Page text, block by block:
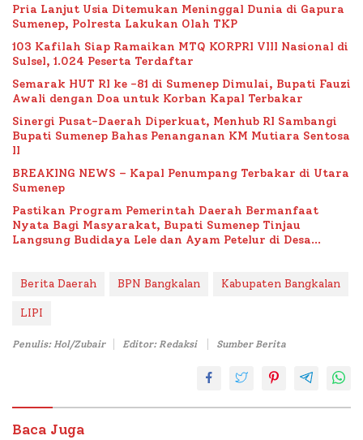
Pria Lanjut Usia Ditemukan Meninggal Dunia di Gapura
Sumenep, Polresta Lakukan Olah TKP
103 Kafilah Siap Ramaikan MTQ KORPRI VIII Nasional di
Sulsel, 1.024 Peserta Terdaftar
Semarak HUT RI ke -81 di Sumenep Dimulai, Bupati Fauzi
Awali dengan Doa untuk Korban Kapal Terbakar
Sinergi Pusat-Daerah Diperkuat, Menhub RI Sambangi
Bupati Sumenep Bahas Penanganan KM Mutiara Sentosa
II
BREAKING NEWS – Kapal Penumpang Terbakar di Utara
Sumenep
Pastikan Program Pemerintah Daerah Bermanfaat
Nyata Bagi Masyarakat, Bupati Sumenep Tinjau
Langsung Budidaya Lele dan Ayam Petelur di Desa
Berita Daerah BPN Bangkalan Kabupaten Bangkalan
LIPI
Penulis: Hol/Zubair Editor: Redaksi Sumber Berita
Baca Juga